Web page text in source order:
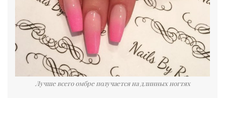
Лучше всего омбре получается на длинных ногтях